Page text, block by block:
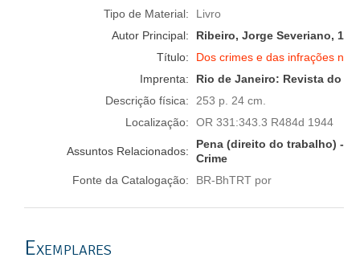
Tipo de Material:
Livro
Autor Principal:
Ribeiro, Jorge Severiano,
Título:
Dos crimes e das infrações no
Imprenta:
Rio de Janeiro: Revista do
Descrição física:
253 p. 24 cm.
Localização:
OR 331:343.3 R484d 1944
Assuntos Relacionados:
Pena (direito do trabalho) --
Crime
Fonte da Catalogação:
BR-BhTRT por
Exemplares